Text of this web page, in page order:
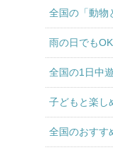
全国の「動物
雨の日でも
全国の1日中
子どもと楽し
全国のおすす